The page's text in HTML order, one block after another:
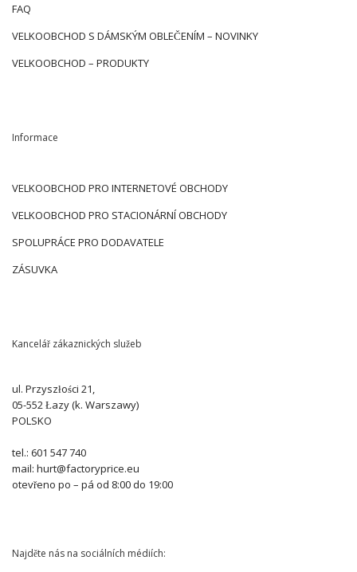
FAQ
VELKOOBCHOD S DÁMSKÝM OBLEČENÍM – NOVINKY
VELKOOBCHOD – PRODUKTY
Informace
VELKOOBCHOD PRO INTERNETOVÉ OBCHODY
VELKOOBCHOD PRO STACIONÁRNÍ OBCHODY
SPOLUPRÁCE PRO DODAVATELE
ZÁSUVKA
Kancelář zákaznických služeb
ul. Przyszłości 21,
05-552 Łazy (k. Warszawy)
POLSKO
tel.: 601 547 740
mail: hurt@factoryprice.eu
otevřeno po – pá od 8:00 do 19:00
Najděte nás na sociálních médiích: